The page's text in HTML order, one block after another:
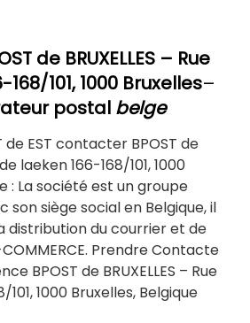
de BRUXELLES – Rue
101, 1000 Bruxelles–
postal belge
EST contacter BPOST de
de laeken 166-168/101, 1000
: La société est un groupe
siège social en Belgique, il
distribution du courrier et de
Prendre Contacte
BPOST de BRUXELLES – Rue
101, 1000 Bruxelles, Belgique